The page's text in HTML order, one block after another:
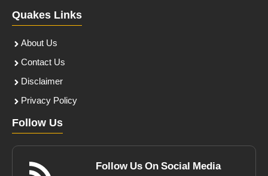
Quakes Links
About Us
Contact Us
Disclaimer
Privacy Policy
Follow Us
Follow Us On Social Media